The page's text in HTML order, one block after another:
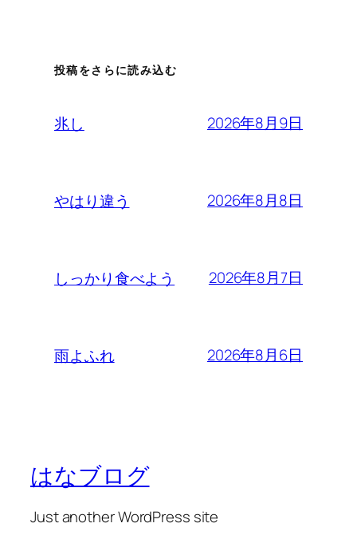
投稿をさらに読み込む
兆し 2026年8月9日
やはり違う 2026年8月8日
しっかり食べよう 2026年8月7日
雨よふれ 2026年8月6日
はなブログ
Just another WordPress site